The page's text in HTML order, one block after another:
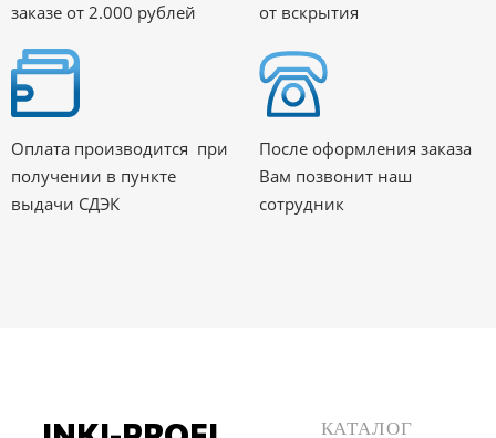
заказе от 2.000 рублей
от вскрытия
Оплата производится при
получении в пункте
выдачи СДЭК
После оформления заказа
Вам позвонит наш
сотрудник
КАТАЛОГ